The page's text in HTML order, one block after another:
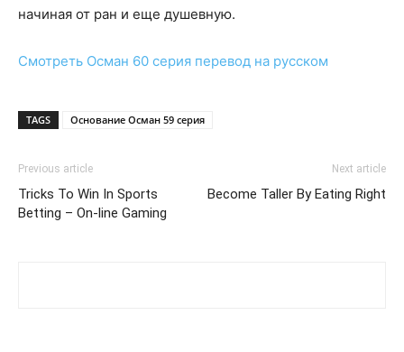
начиная от ран и еще душевную.
Смотреть Осман 60 серия перевод на русском
TAGS Основание Осман 59 серия
Previous article
Tricks To Win In Sports
Betting – On-line Gaming
Next article
Become Taller By Eating Right